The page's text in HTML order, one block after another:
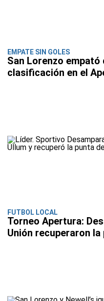
EMPATE SIN GOLES
San Lorenzo
clasificación en el
FUTBOL LOCAL
Torneo Apertura:
Unión recuperaron la